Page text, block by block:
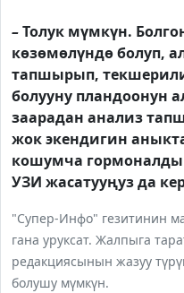
–Толук мүмкүн.
көзөмөлүндө болуп,
тапшырып,
болууну пландоонун
заарадан анализ
жок экендигин
кошумча
УЗИ жасатууңуз да
"Супер-Инфо" гезитинин
гана уруксат. Жалпыга
редакциясынын жазуу
болушу мүмкүн.